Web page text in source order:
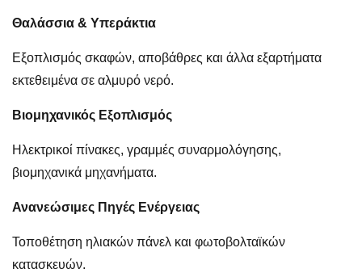
Θαλάσσια & Υπεράκτια
Εξοπλισμός σκαφών, αποβάθρες και άλλα εξαρτήματα
εκτεθειμένα σε αλμυρό νερό.
Βιομηχανικός Εξοπλισμός
Ηλεκτρικοί πίνακες, γραμμές συναρμολόγησης,
βιομηχανικά μηχανήματα.
Ανανεώσιμες Πηγές Ενέργειας
Τοποθέτηση ηλιακών πάνελ και φωτοβολταϊκών
κατασκευών.